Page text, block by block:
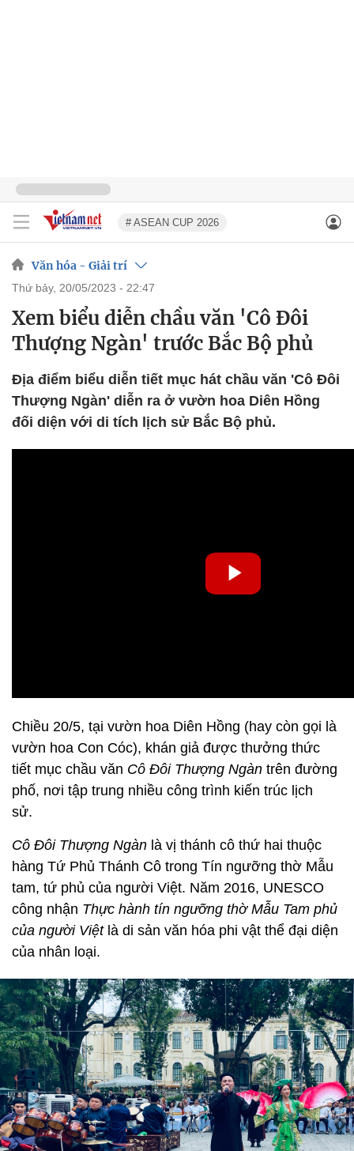
# ASEAN CUP 2026
Văn hóa - Giải trí
thứ bảy, 20/05/2023 - 22:47
Xem biểu diễn chầu văn 'Cô Đôi
Thượng Ngàn' trước Bắc Bộ phủ
Địa điểm biểu diễn tiết mục hát chầu văn 'Cô Đôi
Thượng Ngàn' diễn ra ở vườn hoa Diên Hồng
đối diện với di tích lịch sử Bắc Bộ phủ.
Chiều 20/5, tại vườn hoa Diên Hồng (hay còn gọi là
vườn hoa Con Cóc), khán giả được thưởng thức
tiết mục chầu văn Cô Đôi Thượng Ngàn trên đường
phố, nơi tập trung nhiều công trình kiến trúc lịch
sử.
Cô Đôi Thượng Ngàn là vị thánh cô thứ hai thuộc
hàng Tứ Phủ Thánh Cô trong Tín ngưỡng thờ Mẫu
tam, tứ phủ của người Việt. Năm 2016, UNESCO
công nhận Thực hành tín ngưỡng thờ Mẫu Tam phủ
của người Việtlà di sản văn hóa phi vật thể đại diện
của nhân loại.